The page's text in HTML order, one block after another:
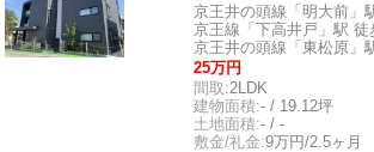
京王井の頭線「明大前」
京王線「下高井戸」駅 徒
京王井の頭線「東松原」
25万円
間取:2LDK
建物面積:- / 19.12坪
土地面積:- / -
敷金/礼金:9万円/2.5ヶ月